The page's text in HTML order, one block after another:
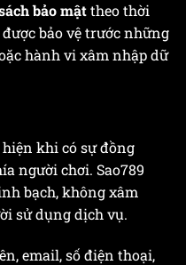
bảo mậttheo thời
bảo vệ trước những
hành vi xâm nhập dữ
khi có sự đồng
người chơi. Sao789
bạch, không xâm
sử dụng dịch vụ.
email, số điện thoại,